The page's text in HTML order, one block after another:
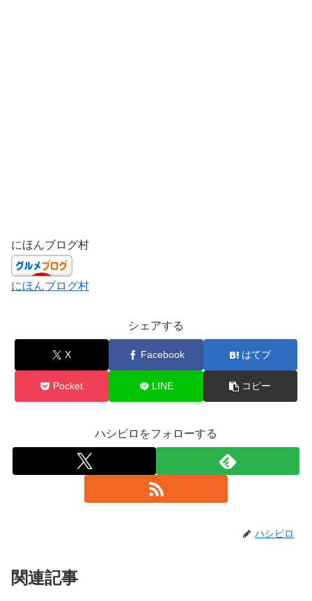
にほんブログ村
にほんブログ村
シェアする
X Facebook はてブ
Pocket LINE コピー
ハシビロをフォローする
ハシビロ
関連記事